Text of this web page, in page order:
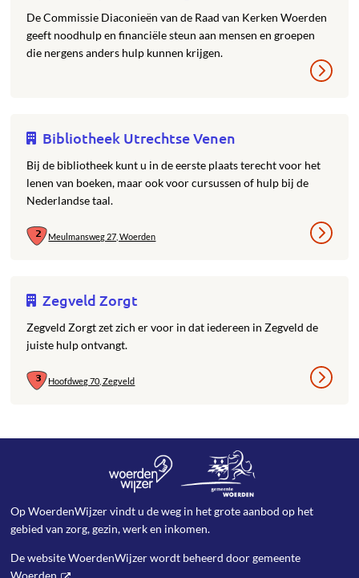
De Commissie Diaconieën van de Raad van Kerken Woerden
geeft noodhulp en financiële steun aan mensen en groepen
die nergens anders hulp kunnen krijgen.
Bibliotheek Utrechtse Venen
Bij de bibliotheek kunt u in de eerste plaats terecht voor het
lenen van boeken, maar ook voor cursussen of hulp bij de
Nederlandse taal.
Meulmansweg 27, Woerden
Zegveld Zorgt
Zegveld Zorgt zet zich er voor in dat iedereen in Zegveld de
juiste hulp ontvangt.
Hoofdweg 70, Zegveld
Op WoerdenWijzer vindt u de weg in het grote aanbod op het
gebied van zorg, gezin, werk en inkomen.
De website WoerdenWijzer wordt beheerd doorgemeente
Woerden